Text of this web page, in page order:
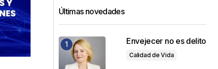
Últimas novedades
Envejecer no es delito
Calidad de Vida